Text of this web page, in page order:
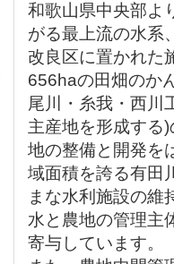
和歌山県中央部よ
がる最上流の水系
改良区に置かれた
656haの田畑のか
尾川・糸我・西川
主産地を形成する
地の整備と開発を
域面積を誇る有田
まな水利施設の維
水と農地の管理主
寄与しています。